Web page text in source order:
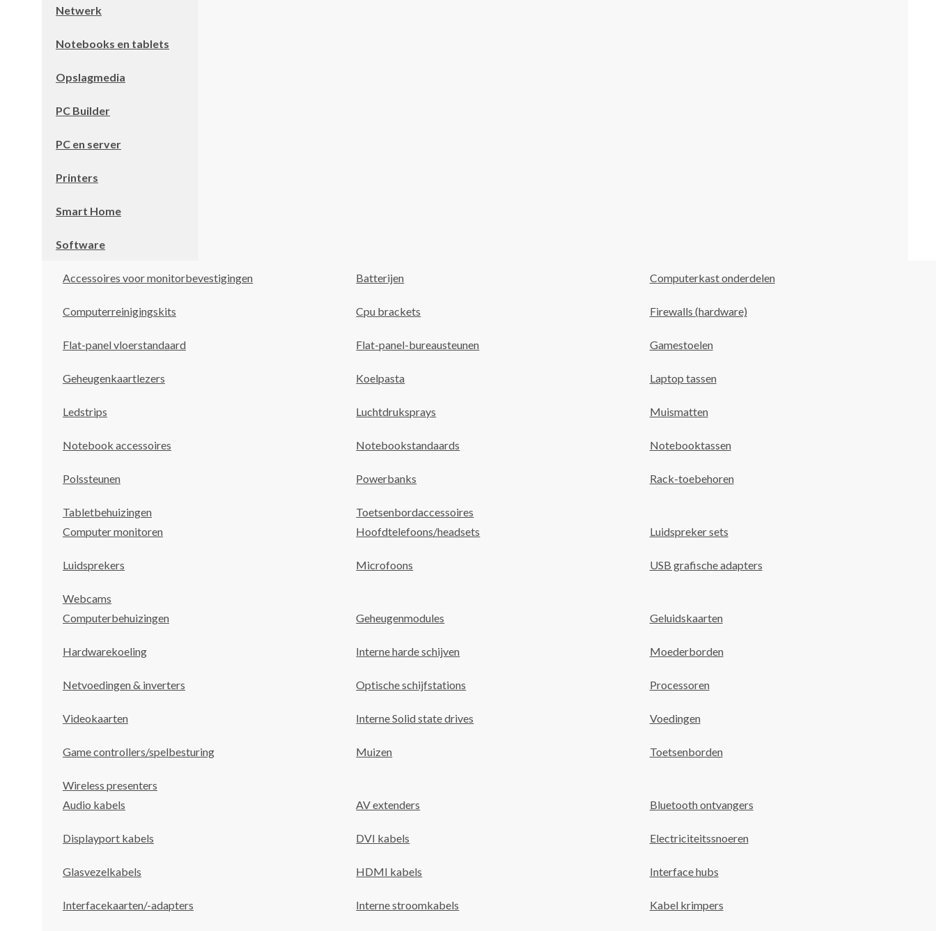
Netwerk
Notebooks en tablets
Opslagmedia
PC Builder
PC en server
Printers
Smart Home
Software
Accessoires voor monitorbevestigingen Batterijen Computerkast onderdelen
Computerreinigingskits Cpu brackets Firewalls (hardware)
Flat-panel vloerstandaard Flat-panel-bureausteunen Gamestoelen
Geheugenkaartlezers Koelpasta Laptop tassen
Ledstrips Luchtdruksprays Muismatten
Notebook accessoires Notebookstandaards Notebooktassen
Polssteunen Powerbanks Rack-toebehoren
Tabletbehuizingen
Toetsenbordaccessoires
Computer monitoren
Hoofdtelefoons/headsets Luidspreker sets
Luidsprekers Microfoons USB grafische adapters
Webcams
Computerbehuizingen
Geheugenmodules Geluidskaarten
Hardwarekoeling Interne harde schijven Moederborden
Netvoedingen & inverters Optische schijfstations Processoren
Videokaarten Interne Solid state drives Voedingen
Game controllers/spelbesturing Muizen Toetsenborden
Wireless presenters
Audio kabels
AV extenders Bluetooth ontvangers
Displayport kabels DVI kabels Electriciteitssnoeren
Glasvezelkabels HDMI kabels Interface hubs
Interfacekaarten/-adapters Interne stroomkabels Kabel krimpers